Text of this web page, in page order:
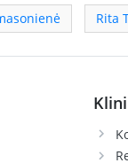
Rita